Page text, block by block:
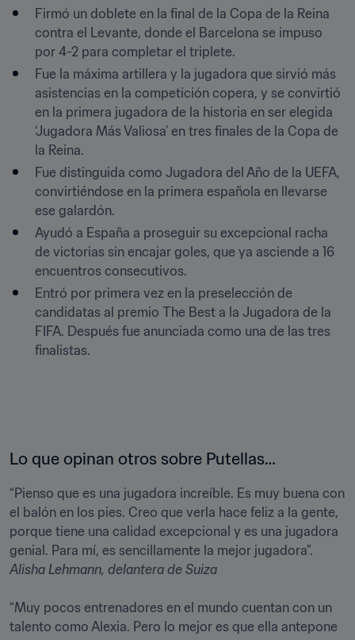
Firmó un doblete en la final de la Copa de la Reina
contra el Levante, donde el Barcelona se impuso
por 4-2 para completar el triplete.
Fue la máxima artillera y la jugadora que sirvió más
asistencias en la competición copera, y se convirtió
en la primera jugadora de la historia en ser elegida
‘Jugadora Más Valiosa’ en tres finales de la Copa de
la Reina.
Fue distinguida como Jugadora del Año de la UEFA,
convirtiéndose en la primera española en llevarse
ese galardón.
Ayudó a España a proseguir su excepcional racha
de victorias sin encajar goles, que ya asciende a 16
encuentros consecutivos.
Entró por primera vez en la preselección de
candidatas al premio The Best a la Jugadora de la
FIFA. Después fue anunciada como una de las tres
finalistas.
Lo que opinan otros sobre Putellas…
“Pienso que es una jugadora increíble. Es muy buena con
el balón en los pies. Creo que verla hace feliz a la gente,
porque tiene una calidad excepcional y es una jugadora
Alisha Lehmann, delantera de Suiza
“Muy pocos entrenadores en el mundo cuentan con un
talento como Alexia. Pero lo mejor es que ella antepone